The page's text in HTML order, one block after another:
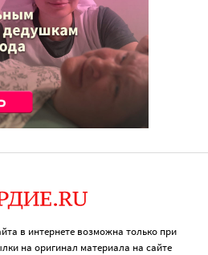
в интернете возможна только при
на оригинал материала на сайте